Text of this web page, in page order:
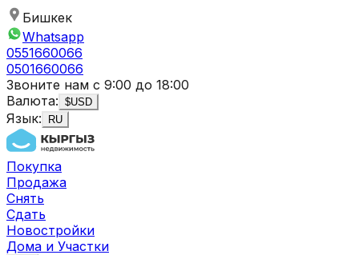
Бишкек
Whatsapp
0551660066
0501660066
Звоните нам с 9:00 до 18:00
Валюта: $USD
Язык: RU
Покупка
Продажа
Снять
Сдать
Новостройки
Дома и Участки